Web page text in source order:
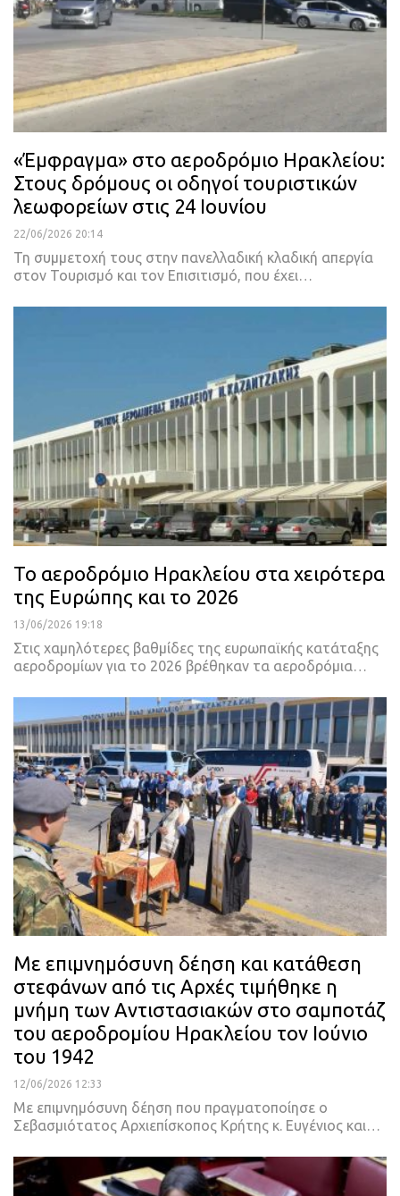
«Έμφραγμα» στο αεροδρόμιο Ηρακλείου:
Στους δρόμους οι οδηγοί τουριστικών
λεωφορείων στις 24 Ιουνίου
22/06/2026 20:14
Τη συμμετοχή τους στην πανελλαδική κλαδική απεργία
στον Τουρισμό και τον Επισιτισμό, που έχει…
Το αεροδρόμιο Ηρακλείου στα χειρότερα
της Ευρώπης και το 2026
13/06/2026 19:18
Στις χαμηλότερες βαθμίδες της ευρωπαϊκής κατάταξης
αεροδρομίων για το 2026 βρέθηκαν τα αεροδρόμια…
Με επιμνημόσυνη δέηση και κατάθεση
στεφάνων από τις Αρχές τιμήθηκε η
μνήμη των Αντιστασιακών στο σαμποτάζ
του αεροδρομίου Ηρακλείου τον Ιούνιο
του 1942
12/06/2026 12:33
Με επιμνημόσυνη δέηση που πραγματοποίησε ο
Σεβασμιότατος Αρχιεπίσκοπος Κρήτης κ. Ευγένιος και…